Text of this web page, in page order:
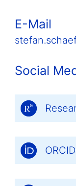
E-Mail
Social
ORCID